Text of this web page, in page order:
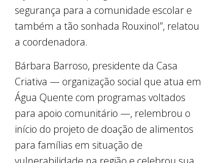
segurança para a comunidade escolar e
também a tão sonhada Rouxinol”, relatou
a coordenadora.
Bárbara Barroso, presidente da Casa
Criativa — organização social que atua em
Água Quente com programas voltados
para apoio comunitário —, relembrou o
início do projeto de doação de alimentos
para famílias em situação de